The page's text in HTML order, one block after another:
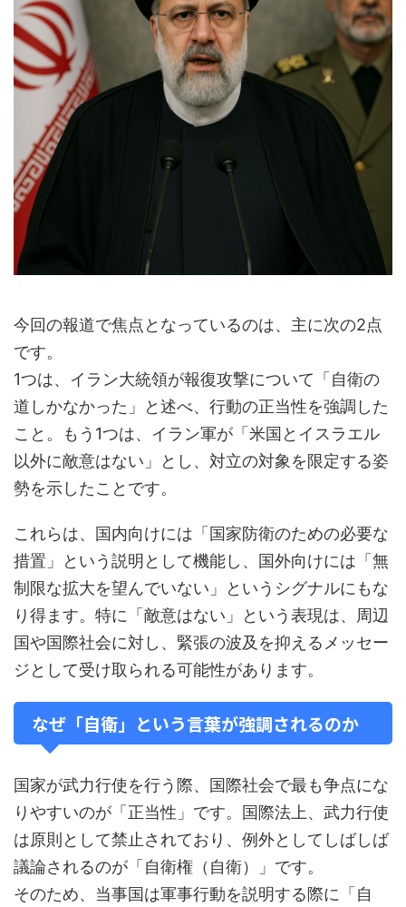
今回の報道で焦点となっているのは、主に次の2点
です。
1つは、イラン大統領が報復攻撃について「自衛の
道しかなかった」と述べ、行動の正当性を強調した
こと。もう1つは、イラン軍が「米国とイスラエル
以外に敵意はない」とし、対立の対象を限定する姿
勢を示したことです。
これらは、国内向けには「国家防衛のための必要な
措置」という説明として機能し、国外向けには「無
制限な拡大を望んでいない」というシグナルにもな
り得ます。特に「敵意はない」という表現は、周辺
国や国際社会に対し、緊張の波及を抑えるメッセー
ジとして受け取られる可能性があります。
なぜ「自衛」という言葉が強調されるのか
国家が武力行使を行う際、国際社会で最も争点にな
りやすいのが「正当性」です。国際法上、武力行使
は原則として禁止されており、例外としてしばしば
議論されるのが「自衛権（自衛）」です。
そのため、当事国は軍事行動を説明する際に「自